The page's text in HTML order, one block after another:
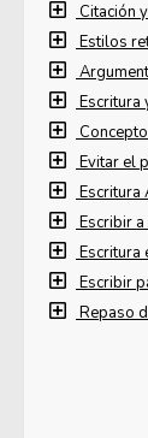
Citación
Estilos
Escritura
Evitar el
Escritura
Escribir
Escritura
Escribir
Repaso